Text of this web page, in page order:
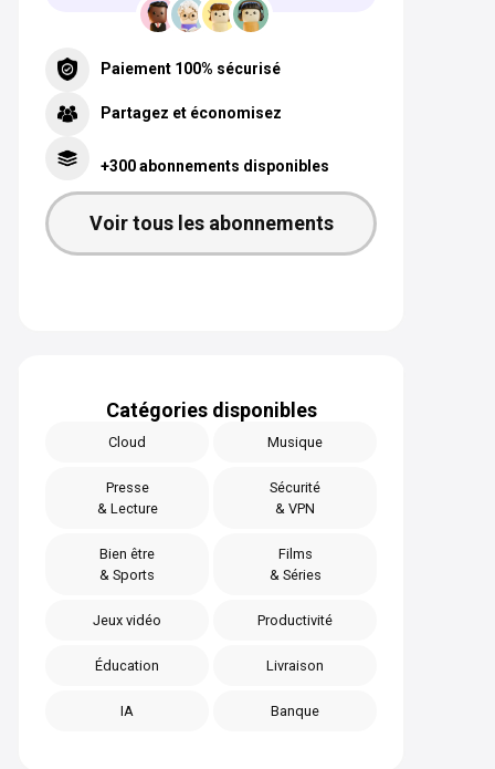
Paiement 100% sécurisé
Partagez et économisez
+300 abonnements disponibles
Voir tous les abonnements
Catégories disponibles
Cloud Musique
Presse
& Lecture
Sécurité
& VPN
Bien être
& Sports
Films
& Séries
Jeux vidéo Productivité
Éducation Livraison
IA Banque